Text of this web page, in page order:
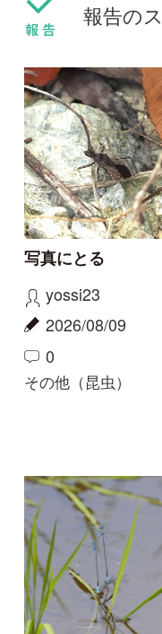
2022/06/19
クロイトトンボ
コガタホオナガヒメハ
aw
2021/03/14
0
その他（昆虫）
はやにえかと思ったら
aw
2021/03/07